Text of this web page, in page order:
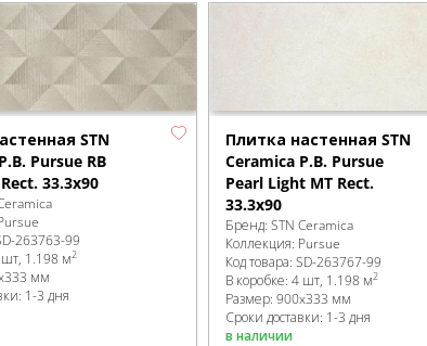
STN
Pursue RB
33.3x90
263763-99
1.198 м2
мм
1-3 дня
Плитка настенная STN
Ceramica P.B. Pursue
Pearl Light MT Rect.
33.3x90
Бренд:STN Ceramica
Коллекция: Pursue
Код товара:SD-263767-99
В коробке:4 шт, 1.198 м2
Размер:900x333 мм
Сроки доставки: 1-3 дня
в наличии